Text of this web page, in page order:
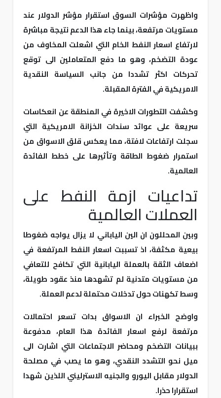
واظهرت مؤشرات السوق استقرار مؤشر الدولار عند
مستويات مرتفعة، بينما جاء هذا الدعم نتيجة مباشرة
لارتفاع اسعار النفط الخام التي اشعلت المخاوف من
عودة التضخم، وهو ما دفع المتعاملين الى توقع
تحركات اكثر تشددا من جانب السياسة النقدية
الامريكية في الفترة المقبلة.
وكشفت التطورات الاخيرة في المنطقة عن انعكاسات
سريعة على عوائد سندات الخزانة الامريكية التي
سجلت ارتفاعات لافتة، مما يعكس قلق الاسواق من
استمرار ضغوط الطاقة وتأثيرها على خطط الفائدة
العالمية.
تداعيات ازمة النفط على
العملات العالمية
وبين المحللون ان الين الياباني لا يزال يواجه ضغوطا
بيعية مكثفة، اذ تسببت اسعار النفط المرتفعة في
اضعاف الثقة بالعملة اليابانية التي تكافح للتعافي
من مستويات متدنية لم تشهدها منذ عقود طويلة،
وسط تكهنات حول تدخلات محتملة لدعم العملة.
واوضح الخبراء ان الاسواق بدات تسعر احتمالات
مرتفعة لرفع اسعار الفائدة هذا العام، مدفوعة
ببيانات التضخم ومحاضر الاجتماعات التي اشارت الى
ميل نحو التشدد النقدي، وهو ما يصب في مصلحة
الدولار مقابل اليورو والجنيه الاسترليني اللذين شهدا
استقرارا حذرا.